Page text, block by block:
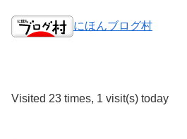
にほんブログ村
Visited 23 times, 1 visit(s) today